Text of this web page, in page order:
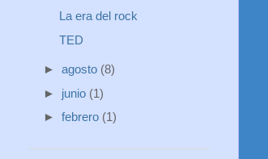
La era del rock
TED
► agosto (8)
► junio (1)
► febrero (1)